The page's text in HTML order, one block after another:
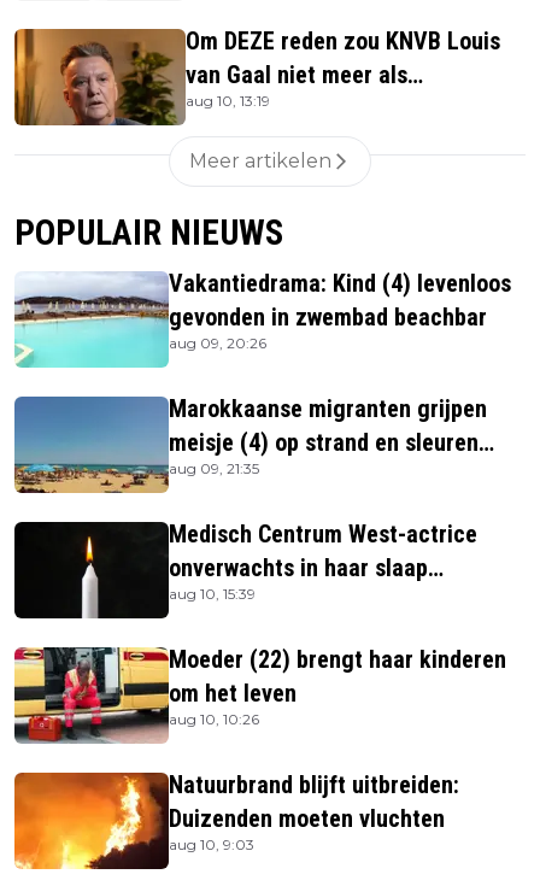
Om DEZE reden zou KNVB Louis
van Gaal niet meer als
bondscoach willen
aug 10, 13:19
Meer artikelen
POPULAIR NIEUWS
Vakantiedrama: Kind (4) levenloos
gevonden in zwembad beachbar
aug 09, 20:26
Marokkaanse migranten grijpen
meisje (4) op strand en sleuren
haar in zee
aug 09, 21:35
Medisch Centrum West-actrice
onverwachts in haar slaap
overleden
aug 10, 15:39
Moeder (22) brengt haar kinderen
om het leven
aug 10, 10:26
Natuurbrand blijft uitbreiden:
Duizenden moeten vluchten
aug 10, 9:03